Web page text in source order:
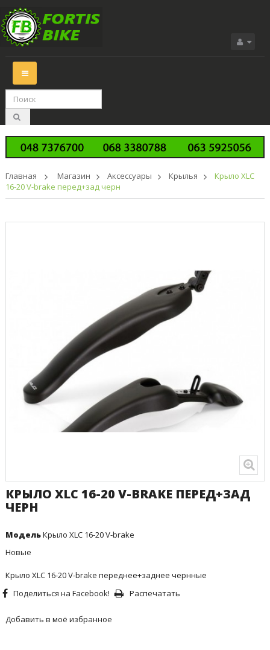
Переключить
навигации
Главная > Магазин > Аксессуары > Крылья >
Крыло XLC
16-20 V-brake перед+зад черн
КРЫЛО XLC 16-20 V-BRAKE ПЕРЕД+ЗАД
ЧЕРН
МодельКрыло XLC 16-20 V-brake
Новые
Крыло XLC 16-20 V-brake переднее+заднее чернные
Поделиться на Facebook!
Распечатать
Добавить в моё избранное